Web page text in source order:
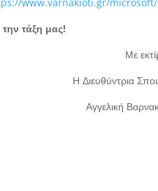
τάξη μας!
Με
Η Διευθύντρια
Αγγελική